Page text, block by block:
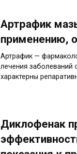
Артрафик
применению,
Артрафик —
лечения заболеваний
характерны
Диклофенак